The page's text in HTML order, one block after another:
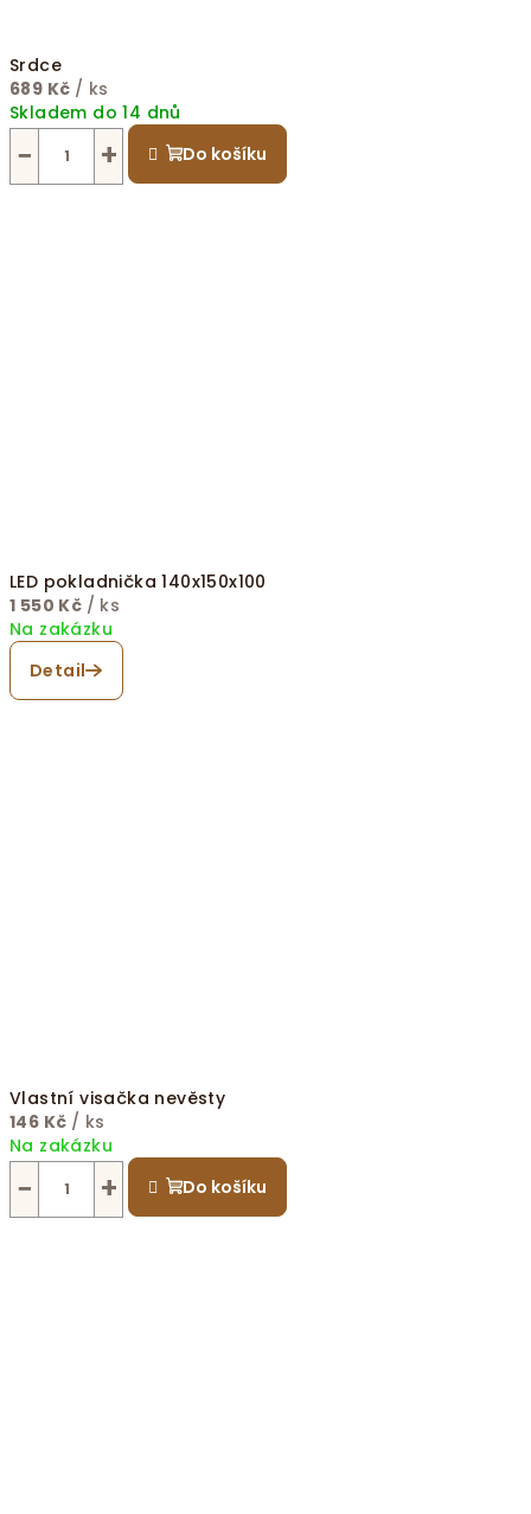
Srdce
689 Kč / ks
Skladem do 14 dnů
+
− Do košíku
LED pokladnička 140x150x100
1 550 Kč / ks
Na zakázku
Detail
Vlastní visačka nevěsty
146 Kč / ks
Na zakázku
+
− Do košíku